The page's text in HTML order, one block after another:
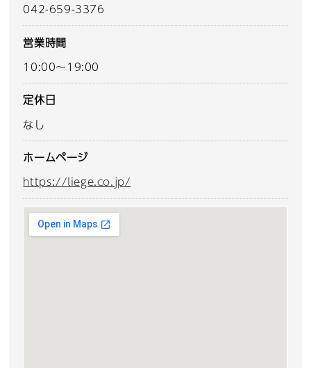
042-659-3376
営業時間
10:00～19:00
定休日
なし
ホームページ
https://liege.co.jp/